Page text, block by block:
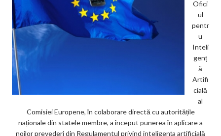
Ofici
ul
pentr
u
Inteli
genț
ă
Artifi
cială
al
Comisiei Europene, în colaborare directă cu autoritățile
naționale din statele membre, a început punerea în aplicare a
noilor prevederi din Regulamentul privind inteligența artificială